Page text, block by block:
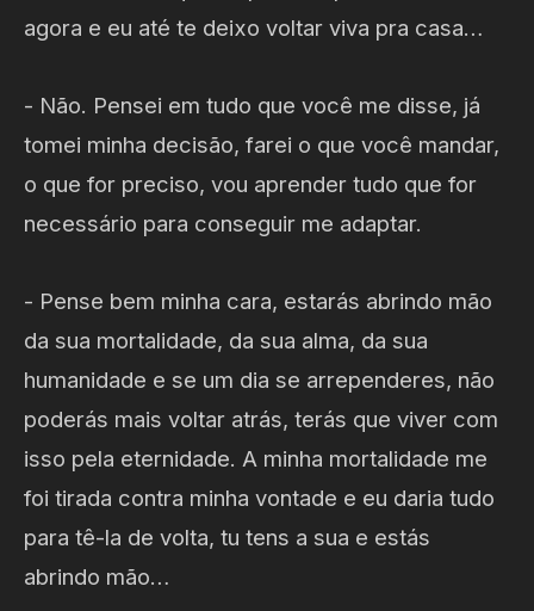
agora e eu até te deixo voltar viva pra casa…
- Não. Pensei em tudo que você me disse, já
tomei minha decisão, farei o que você mandar,
o que for preciso, vou aprender tudo que for
necessário para conseguir me adaptar.
- Pense bem minha cara, estarás abrindo mão
da sua mortalidade, da sua alma, da sua
humanidade e se um dia se arrependeres, não
poderás mais voltar atrás, terás que viver com
isso pela eternidade. A minha mortalidade me
foi tirada contra minha vontade e eu daria tudo
para tê-la de volta, tu tens a sua e estás
abrindo mão…